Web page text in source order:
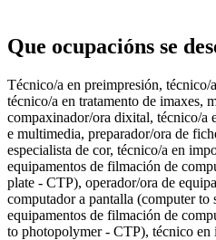
Que ocupacións se
Técnico/a en preimpresión, técnico/
técnico/a en tratamento de imaxes,
compaxinador/ora dixital, técnico/a
e multimedia, preparador/ora de
especialista de cor, técnico/a en
equipamentos de filmación de
plate - CTP), operador/ora de
computador a pantalla (computer to
equipamentos de filmación de
to photopolymer - CTP), técnico en